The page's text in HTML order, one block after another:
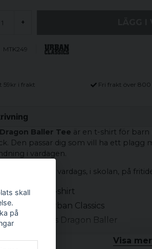
+
MTK249
59kr i frakt Fri frakt över 800
Baller Tee är en t-shirt för barn
Den passar dig som vill ha ett plagg
i vardagen.
fungerar bra till vardags, i skolan, på
T-shirt
Urban Classics
stil: Kids Dragon Baller
Visa mer
skall
på